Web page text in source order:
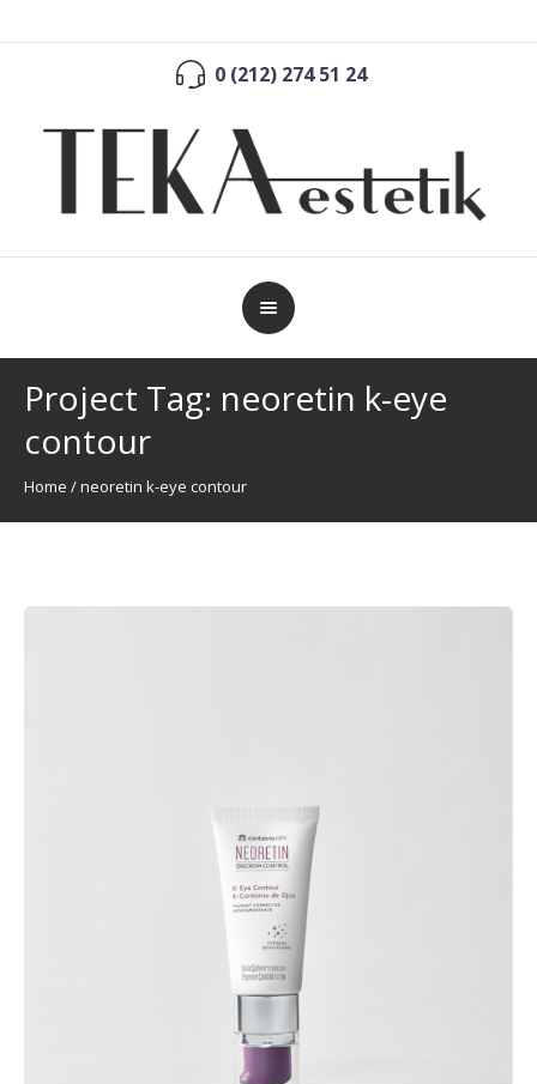
0 (212) 274 51 24
Project Tag: neoretin k-eye
contour
Home /neoretin k-eye contour